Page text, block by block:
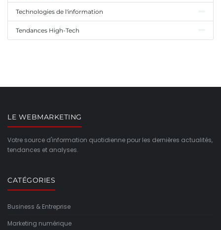
Technologies de l'information
Tendances High-Tech
LE WEBMARKETING
Votre source d'information quotidienne pour les dernières actualités,
tendances et analyses.
CATÉGORIES
Business & Entreprise
Marketing numérique